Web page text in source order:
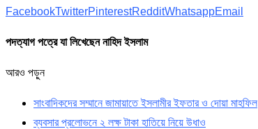
FacebookTwitterPinterestRedditWhatsappEmail
পদত্যাগ পত্রে যা লিখেছেন নাহিদ ইসলাম
আরও পড়ুন
সাংবাদিকদের সম্মানে জামায়াতে ইসলামীর ইফতার ও দোয়া মাহফিল
ব্যবসার প্রলোভনে ২ লক্ষ টাকা হাতিয়ে নিয়ে উধাও